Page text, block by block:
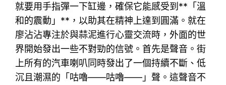
就要用手指彈一下缸邊，確保它能感受到**「溫
和的震動」**，以助其在精神上達到圓滿。就在
廖沾沾專注於與蒜泥進行心靈交流時，外面的世
界開始發出一些不對勁的信號。首先是聲音。街
上所有的汽車喇叭同時發出了一個持續不斷、低
沉且潮濕的「咕嚕——咕嚕——」聲。這聲音不